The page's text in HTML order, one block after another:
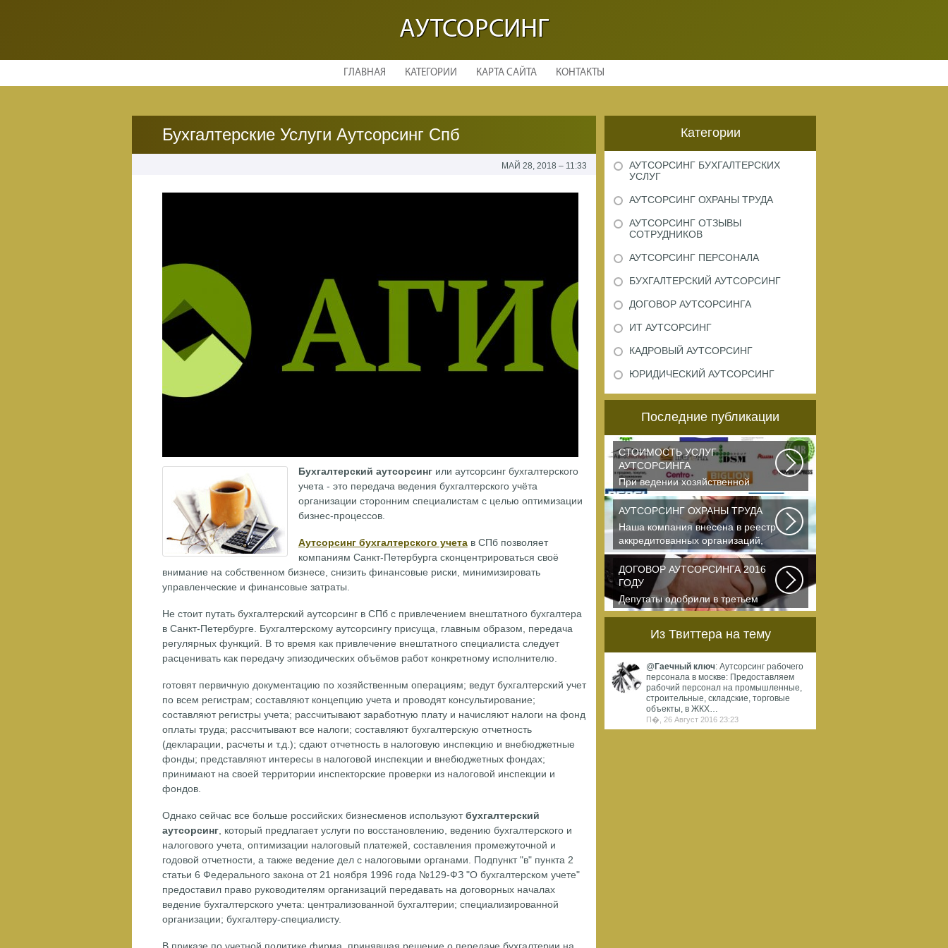
АУТСОРСИНГ
ГЛАВНАЯ КАТЕГОРИИ КАРТА САЙТА КОНТАКТЫ
Бухгалтерские Услуги Аутсорсинг Спб
МАЙ 28, 2018 – 11:33
Бухгалтерский аутсорсингили аутсорсинг бухгалтерского
учета - это передача ведения бухгалтерского учёта
организации сторонним специалистам с целью оптимизации
бизнес-процессов.
Аутсорсинг бухгалтерского учетав СПб позволяет
компаниям Санкт-Петербурга сконцентрироваться своё
внимание на собственном бизнесе, снизить финансовые риски, минимизировать
управленческие и финансовые затраты.
Не стоит путать бухгалтерский аутсорсинг в СПб с привлечением внештатного бухгалтера
в Санкт-Петербурге. Бухгалтерскому аутсорсингу присуща, главным образом, передача
регулярных функций. В то время как привлечение внештатного специалиста следует
расценивать как передачу эпизодических объёмов работ конкретному исполнителю.
готовят первичную документацию по хозяйственным операциям; ведут бухгалтерский учет
по всем регистрам; составляют концепцию учета и проводят консультирование;
составляют регистры учета; рассчитывают заработную плату и начисляют налоги на фонд
оплаты труда; рассчитывают все налоги; составляют бухгалтерскую отчетность
(декларации, расчеты и т.д.); сдают отчетность в налоговую инспекцию и внебюджетные
фонды; представляют интересы в налоговой инспекции и внебюджетных фондах;
принимают на своей территории инспекторские проверки из налоговой инспекции и
фондов.
Однако сейчас все больше российских бизнесменов используютбухгалтерский
аутсорсинг, который предлагает услуги по восстановлению, ведению бухгалтерского и
налогового учета, оптимизации налоговый платежей, составления промежуточной и
годовой отчетности, а также ведение дел с налоговыми органами. Подпункт "в" пункта 2
статьи 6 Федерального закона от 21 ноября 1996 года №129-ФЗ "О бухгалтерском учете"
предоставил право руководителям организаций передавать на договорных началах
ведение бухгалтерского учета: централизованной бухгалтерии; специализированной
организации; бухгалтеру-специалисту.
Категории
АУТСОРСИНГ БУХГАЛТЕРСКИХ
УСЛУГ
АУТСОРСИНГ ОХРАНЫ ТРУДА
АУТСОРСИНГ ОТЗЫВЫ
СОТРУДНИКОВ
АУТСОРСИНГ ПЕРСОНАЛА
БУХГАЛТЕРСКИЙ АУТСОРСИНГ
ДОГОВОР АУТСОРСИНГА
ИТ АУТСОРСИНГ
КАДРОВЫЙ АУТСОРСИНГ
ЮРИДИЧЕСКИЙ АУТСОРСИНГ
Последние публикации
СТОИМОСТЬ УСЛУГ
АУТСОРСИНГА
При ведении хозяйственной
деятельности каждая компания
самостоятельно выбирает...
АУТСОРСИНГ ОХРАНЫ ТРУДА
Наша компания внесена в реестр
аккредитованных организаций,
оказывающих...
ДОГОВОР АУТСОРСИНГА 2016
ГОДУ
Депутаты одобрили в третьем
чтении специальные правила, по
Из Твиттера на тему
@ Гаечный ключ: Аутсорсинг рабочего
персонала в москве: Предоставляем
рабочий персонал на промышленные,
строительные, складские, торговые
объекты, в ЖКХ…
П�, 26 Август 2016 23:23